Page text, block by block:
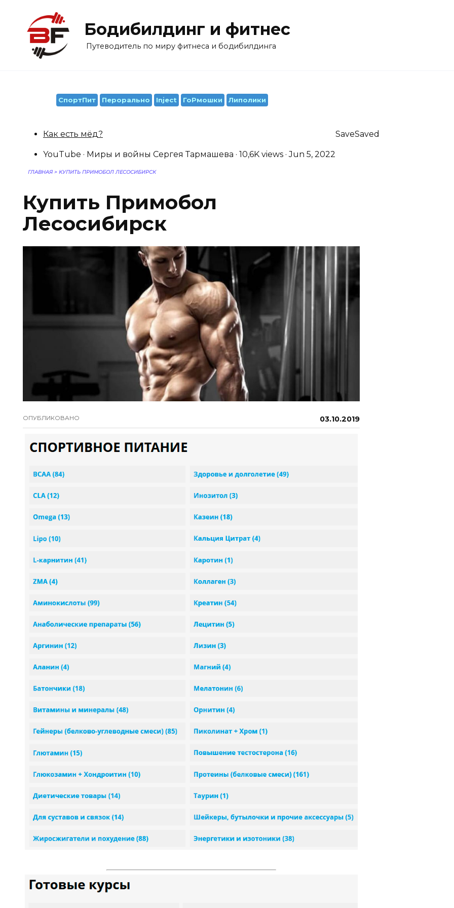
содержанию
Бодибилдинг и фитнес
Путеводитель по миру фитнеса и бодибилдинга
СпортПит Перорально Inject ГоРмошки Липолики
ГЛАВНАЯ > КУПИТЬ ПРИМОБОЛ ЛЕСОСИБИРСК
Купить Примобол
Лесосибирск
ОПУБЛИКОВАНО 03.10.2019
Как есть мёд?
YouTube · Миры и войны Сергея Тармашева · 10,6K views · Jun 5, 2022
SaveSaved